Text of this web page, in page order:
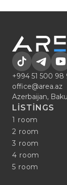
+994 51 500 98
office@area.az
Azerbaijan,
LİSTİNGS
1 room
2 room
3 room
4 room
5 room